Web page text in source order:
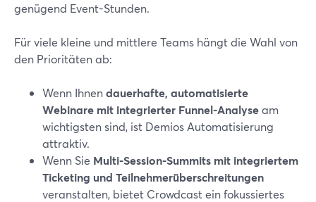
genügend Event-Stunden.
Für viele kleine und mittlere Teams hängt die Wahl von
den Prioritäten ab:
Wenn Ihnendauerhafte, automatisierte
Webinare mit integrierter Funnel-Analyseam
wichtigsten sind, ist Demios Automatisierung
attraktiv.
Wenn Sie Multi-Session-Summits mit integriertem
Ticketing und Teilnehmerüberschreitungen
veranstalten, bietet Crowdcast ein fokussiertes